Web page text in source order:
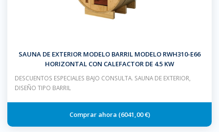
SAUNA DE EXTERIOR MODELO BARRIL MODELO RWH310-E66
HORIZONTAL CON CALEFACTOR DE 4.5 KW
DESCUENTOS ESPECIALES BAJO CONSULTA. SAUNA DE EXTERIOR,
DISEÑO TIPO BARRIL
6041,00 €